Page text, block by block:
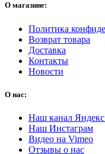
О магазине:
Политика
Возврат товара
Доставка
Контакты
Новости
О нас:
Наш канал
Наш Инстаграм
Видео на Vimeo
Отзывы о нас